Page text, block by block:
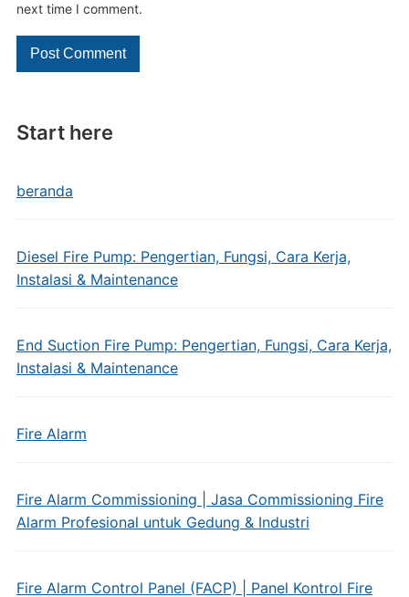
Start here
beranda
Diesel Fire Pump: Pengertian, Fungsi, Cara Kerja,
Instalasi & Maintenance
End Suction Fire Pump: Pengertian, Fungsi, Cara Kerja,
Instalasi & Maintenance
Fire Alarm
Fire Alarm Commissioning | Jasa Commissioning Fire
Alarm Profesional untuk Gedung & Industri
Fire Alarm Control Panel (FACP) | Panel Kontrol Fire
next time I comment.